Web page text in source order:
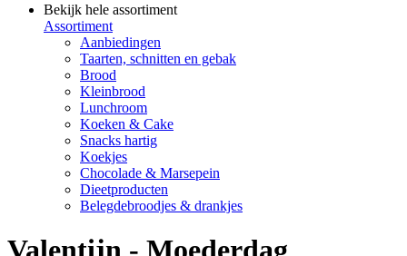
Bekijk hele assortiment
Assortiment
Aanbiedingen
Taarten, schnitten en gebak
Brood
Kleinbrood
Lunchroom
Koeken & Cake
Snacks hartig
Koekjes
Chocolade & Marsepein
Dieetproducten
Belegdebroodjes & drankjes